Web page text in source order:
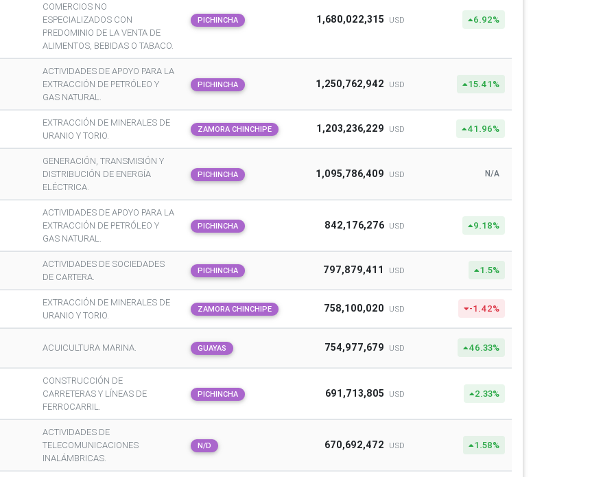
COMERCIOS NO
ESPECIALIZADOS CON
PREDOMINIO DE LA VENTA DE
ALIMENTOS, BEBIDAS O TABACO.
PICHINCHA 1,680,022,315 USD 6.92%
ACTIVIDADES DE APOYO PARA LA
EXTRACCIÓN DE PETRÓLEO Y
GAS NATURAL.
PICHINCHA 1,250,762,942 USD 15.41%
EXTRACCIÓN DE MINERALES DE
URANIO Y TORIO.
ZAMORA CHINCHIPE 1,203,236,229 USD 41.96%
GENERACIÓN, TRANSMISIÓN Y
DISTRIBUCIÓN DE ENERGÍA
ELÉCTRICA.
PICHINCHA 1,095,786,409 USD N/A
ACTIVIDADES DE APOYO PARA LA
EXTRACCIÓN DE PETRÓLEO Y
GAS NATURAL.
PICHINCHA 842,176,276 USD 9.18%
ACTIVIDADES DE SOCIEDADES
DE CARTERA.
PICHINCHA 797,879,411 USD 1.5%
EXTRACCIÓN DE MINERALES DE
URANIO Y TORIO.
ZAMORA CHINCHIPE 758,100,020 USD -1.42%
ACUICULTURA MARINA. GUAYAS 754,977,679 USD 46.33%
CONSTRUCCIÓN DE
CARRETERAS Y LÍNEAS DE
FERROCARRIL.
PICHINCHA 691,713,805 USD 2.33%
ACTIVIDADES DE
TELECOMUNICACIONES
INALÁMBRICAS.
N/D 670,692,472 USD 1.58%